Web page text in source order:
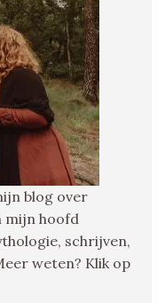
blog over
mijn hoofd
schrijven,
weten? Klik op